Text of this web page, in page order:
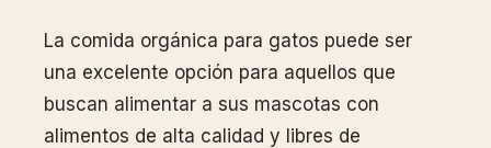
La comida orgánica para gatos puede ser
una excelente opción para aquellos que
buscan alimentar a sus mascotas con
alimentos de alta calidad y libres de